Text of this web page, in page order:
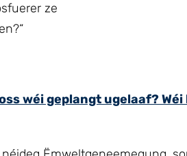
ze
wéi geplangt ugelaaf?